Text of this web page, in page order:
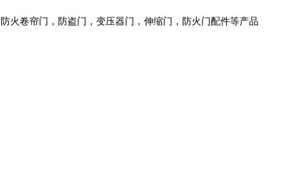
火卷帘门，防盗门，变压器门，伸缩门，防火门配件等产品